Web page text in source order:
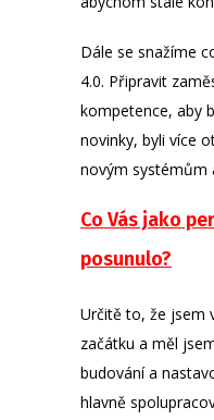
Dále se snažíme
4.0. Připravit
kompetence, aby
novinky, byli více
novým systémům
Co Vás jako
posunulo?
Určitě to, že jsem
začátku a měl
budování a
hlavně